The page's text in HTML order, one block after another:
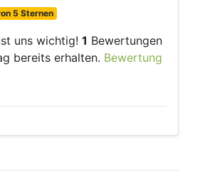
5 Sternen
uns wichtig! 1 Bewertungen
bereits erhalten. Bewertung